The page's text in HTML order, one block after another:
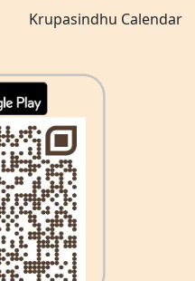
Krupasindhu Calendar